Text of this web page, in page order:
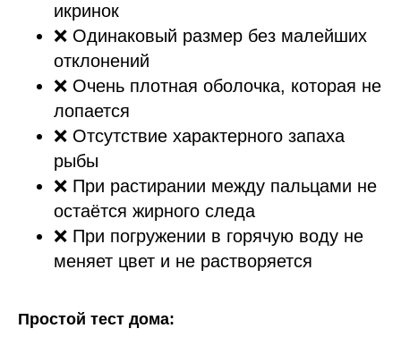
икринок
❌ Одинаковый размер без малейших
отклонений
❌ Очень плотная оболочка, которая не
лопается
❌ Отсутствие характерного запаха
рыбы
❌ При растирании между пальцами не
остаётся жирного следа
❌ При погружении в горячую воду не
меняет цвет и не растворяется
Простой тест дома: